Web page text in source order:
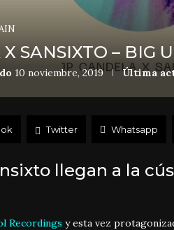
SANSIXTO – BIG
10 noviembre, 2019 Última
Twitter Whatsapp
llegan a la
Recordings y esta vez